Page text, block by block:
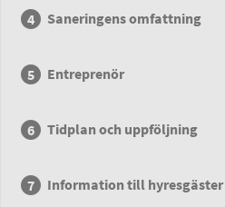
Saneringens omfattning
Entreprenör
Tidplan och uppföljning
Information till hyresgäster